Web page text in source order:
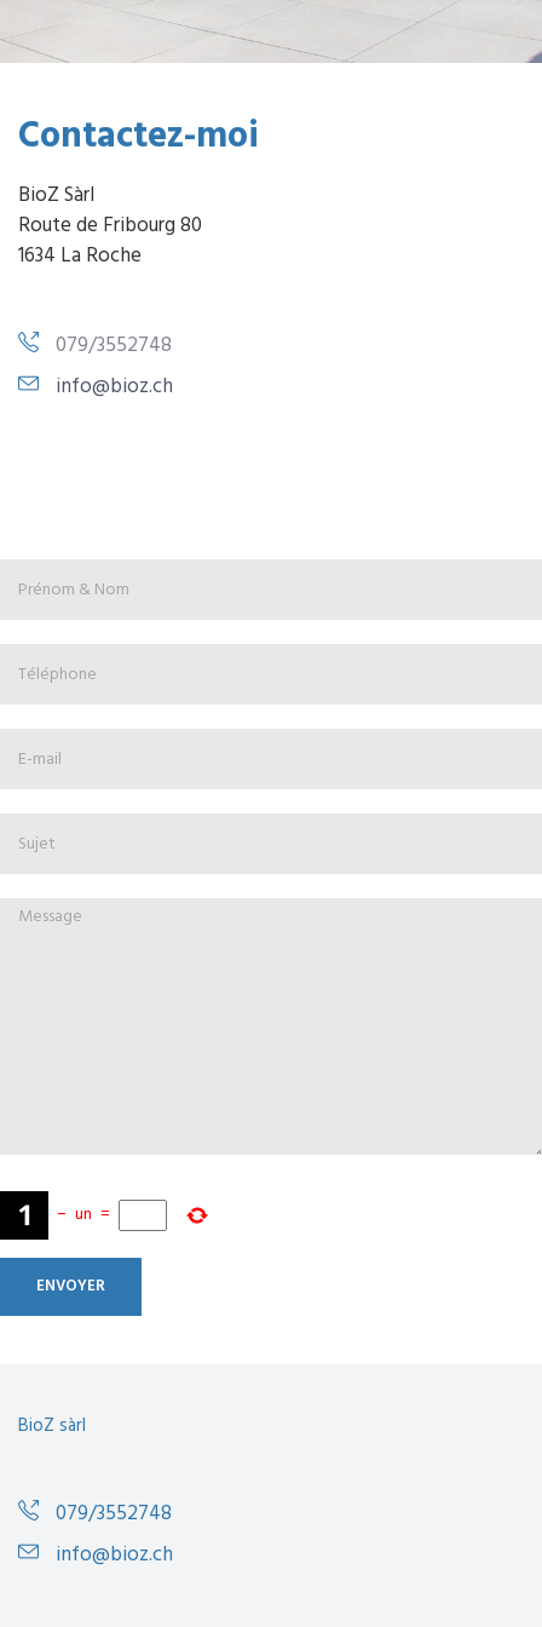
Contactez-moi
BioZ Sàrl
Route de Fribourg 80
1634 La Roche
079/3552748
info@bioz.ch
− un =
BioZ sàrl
079/3552748
info@bioz.ch